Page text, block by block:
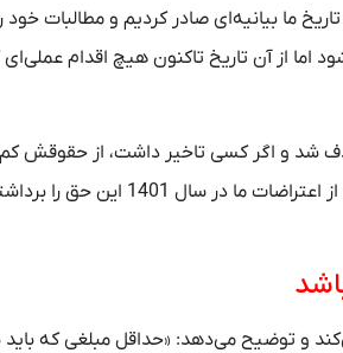
ما بیانیه‌ای صادر کردیم و مطالبات
اما از آن تاریخ تاکنون هیچ اقدام
این مساله حق تاخیر ما که 15 دقیقه بود حذف شد و اگر کسی
فراموش می‌کرد ساعت بزند تا 2 بار در ماه
و توضیح می‌دهد: «حداقل مبلغی که باید